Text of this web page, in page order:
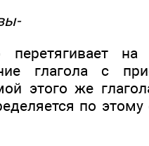
глагола с
этого же
по